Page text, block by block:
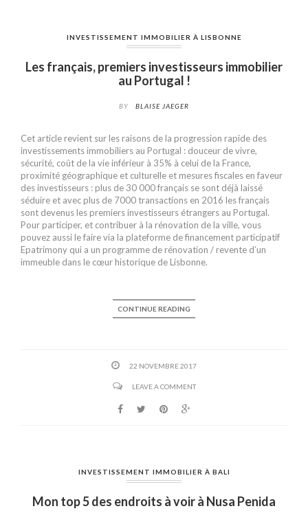
INVESTISSEMENT IMMOBILIER À LISBONNE
Les français, premiers investisseurs immobilier
au Portugal !
BY BLAISE JAEGER
Cet article revient sur les raisons de la progression rapide des
investissements immobiliers au Portugal : douceur de vivre,
sécurité, coût de la vie inférieur à 35% à celui de la France,
proximité géographique et culturelle et mesures fiscales en faveur
des investisseurs : plus de 30 000 français se sont déjà laissé
séduire et avec plus de 7000 transactions en 2016 les français
sont devenus les premiers investisseurs étrangers au Portugal.
Pour participer, et contribuer à la rénovation de la ville, vous
pouvez aussi le faire via la plateforme de financement participatif
Epatrimony qui a un programme de rénovation / revente d’un
immeuble dans le cœur historique de Lisbonne.
CONTINUE READING
22 NOVEMBRE 2017
LEAVE A COMMENT
INVESTISSEMENT IMMOBILIER À BALI
Mon top 5 des endroits à voir à Nusa Penida